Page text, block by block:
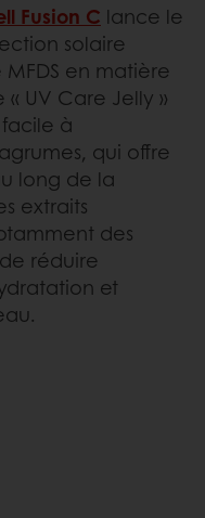
Fusion C lance le
solaire
en matière
UV Care Jelly »
à
qui offre
long de la
extraits
des
réduire
et